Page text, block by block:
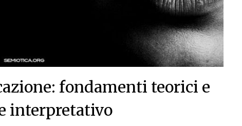
fondamenti teorici e
interpretativo